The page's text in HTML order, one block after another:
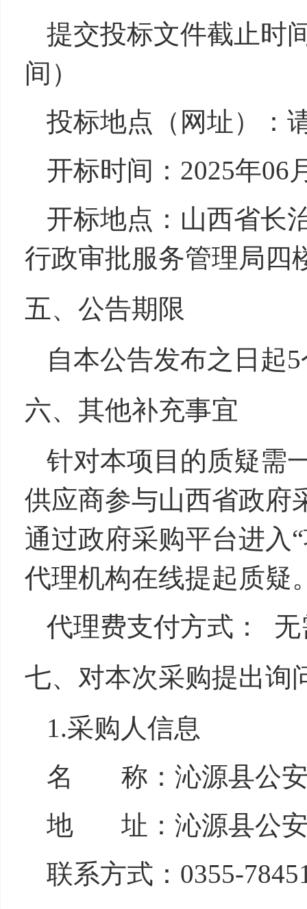
提交投标文件截止时
间）
投标地点（网址）
开标时间：2025
开标地点：山西省长
行政审批服务管理局
五、公告期限
自本公告发布之日
六、其他补充事宜
针对本项目的质疑需
供应商参与山西省政府
通过政府采购平台进入
代理机构在线提起
代理费支付方式：
七、对本次采购提出
1.采购人信息
名 称：沁源
地 址：沁源
联系方式：0355-